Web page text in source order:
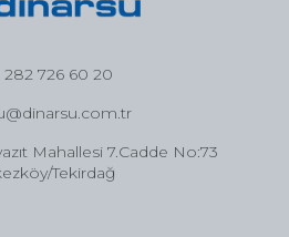
282 726 60 20
Mahallesi 7.Cadde No:73
Tekirdağ